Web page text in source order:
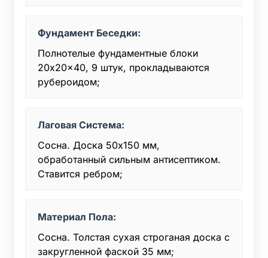
Фундамент Беседки:
Полнотелые фундаментные блоки
20x20x40, 9 штук, прокладываются
рубероидом;
Лаговая Система:
Сосна. Доска 50x150 мм,
обработанный сильным антисептиком.
Ставится ребром;
Материал Пола:
Сосна. Толстая сухая строганая доска с
закругленной фаской 35 мм;